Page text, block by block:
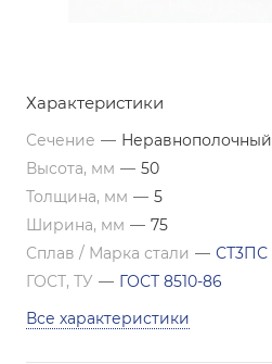
Характеристики
Сечение — Неравнополочный
Высота, мм — 50
Толщина, мм — 5
Ширина, мм — 75
Сплав / Марка стали — СТ3ПС
ГОСТ, ТУ — ГОСТ 8510-86
Все характеристики